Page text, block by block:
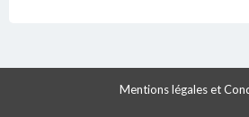
Mentions légales et